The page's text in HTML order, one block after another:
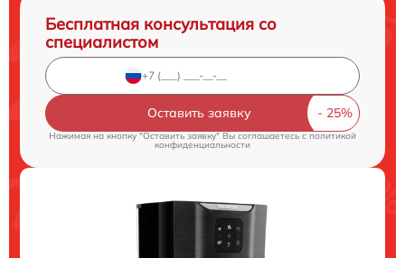
Бесплатная консультация со
специалистом
Оставить заявку
Нажимая на кнопку "Оставить заявку" Вы соглашаетесь cполитикой
конфиденциальности